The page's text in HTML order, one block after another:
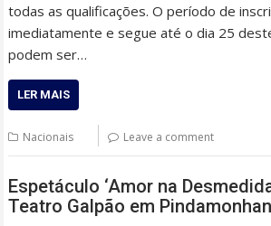
todas as qualificações. O período de
imediatamente e segue até o dia 25
podem ser…
LER MAIS
Nacionais Leave a comment
Espetáculo ‘Amor na
Teatro Galpão em